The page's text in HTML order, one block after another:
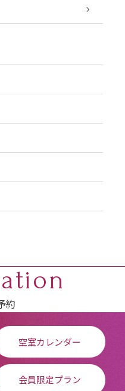
約
空室カレンダー
会員限定プラン